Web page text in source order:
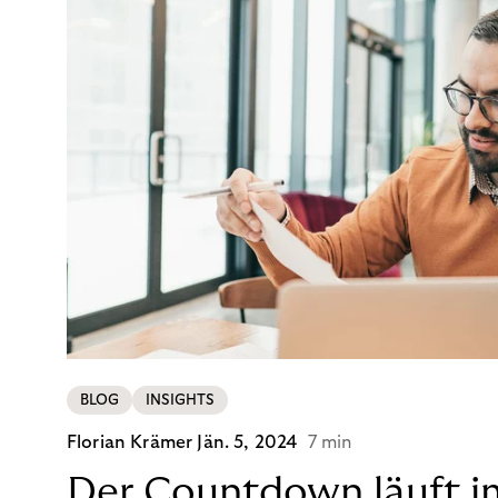
BLOG INSIGHTS
Florian Krämer Jän. 5, 2024 7 min